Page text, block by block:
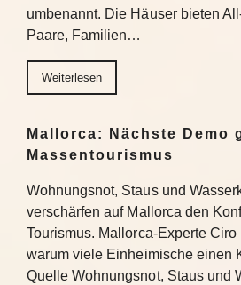
umbenannt. Die Häuser bieten
Paare, Familien…
Weiterlesen
Mallorca: Nächste Demo
Massentourismus
Wohnungsnot, Staus und
verschärfen auf Mallorca den
Tourismus. Mallorca-Experte
warum viele Einheimische einen
Quelle Wohnungsnot, Staus und